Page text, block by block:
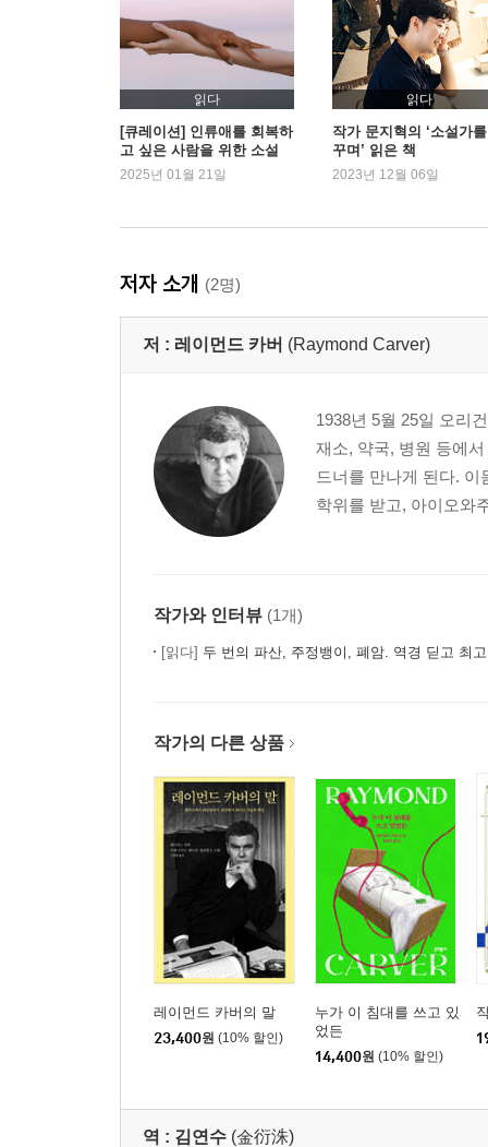
읽다
[큐레이션] 인류애를 회복하
고 싶은 사람을 위한 소설
2025년 01월 21일
읽다
작가 문지혁의 ‘소설가
꾸며’ 읽은 책
2023년 12월 06일
저자 소개 (2명)
저 : 레이먼드 카버 (Raymond Carver)
1938년 5월 25일 오리
재소, 약국, 병원 등에
드너를 만나게 된다.
학위를 받고, 아이오와
작가와 인터뷰 (1개)
[읽다] 두 번의 파산, 주정뱅이, 폐암. 역경 딛고 최고의 작가로 우뚝 - 『레
작가의 다른 상품
레이먼드 카버의 말
23,400원 (10% 할인)
누가 이 침대를 쓰고 있
었든
14,400원 (10% 할인)
역 : 김연수 (金衍洙)